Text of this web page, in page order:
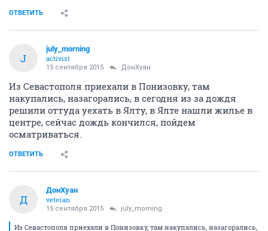
ОТВЕТИТЬ
J
july_morning
activist
15 сентября 2015 ДонХуан
Из Севастополя приехали в Понизовку, там
накупались, назагорались, в сегодня из за дождя
решили оттуда уехать в Ялту, в Ялте нашли жилье в
центре, сейчас дождь кончился, пойдем
осматриваться.
ОТВЕТИТЬ
Д
ДонХуан
veteran
15 сентября 2015 july_morning
Из Севастополя приехали в Понизовку, там накупались, назагорались,